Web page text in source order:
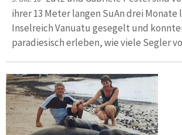
ihrer 13 Meter langen SuAn drei Monate
Inselreich Vanuatu gesegelt und
paradiesisch erleben, wie viele Segler